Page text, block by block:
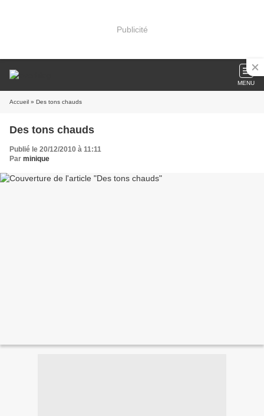
Publicité
MENU
Accueil » Des tons chauds
Des tons chauds
Publié le 20/12/2010 à 11:11
Par minique